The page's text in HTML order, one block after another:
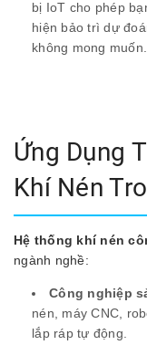
bị IoT cho phép
hiện bảo trì dự
không mong muốn.
Ứng Dụng
Khí Nén
Hệ thống khí nén
ngành nghề:
Công nghiệp
nén, máy CNC,
lắp ráp tự động.